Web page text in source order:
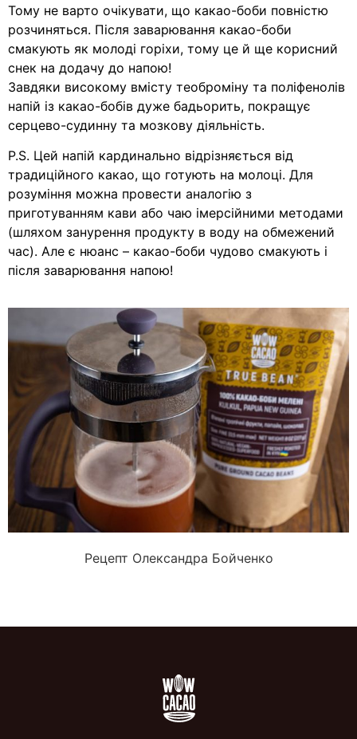
Тому не варто очікувати, що какао-боби повністю
розчиняться. Після заварювання какао-боби
смакують як молоді горіхи, тому це й ще корисний
снек на додачу до напою!
Завдяки високому вмісту теоброміну та поліфенолів
напій із какао-бобів дуже бадьорить, покращує
серцево-судинну та мозкову діяльність.
P.S. Цей напій кардинально відрізняється від
традиційного какао, що готують на молоці. Для
розуміння можна провести аналогію з
приготуванням кави або чаю імерсійними методами
(шляхом занурення продукту в воду на обмежений
час). Але є нюанс – какао-боби чудово смакують і
після заварювання напою!
Рецепт Олександра Бойченко